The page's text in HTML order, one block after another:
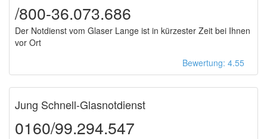
/800-36.073.686
Der Notdienst vom Glaser Lange ist in kürzester Zeit bei Ihnen
vor Ort
Bewertung: 4.55
Jung Schnell-Glasnotdienst
0160/99.294.547